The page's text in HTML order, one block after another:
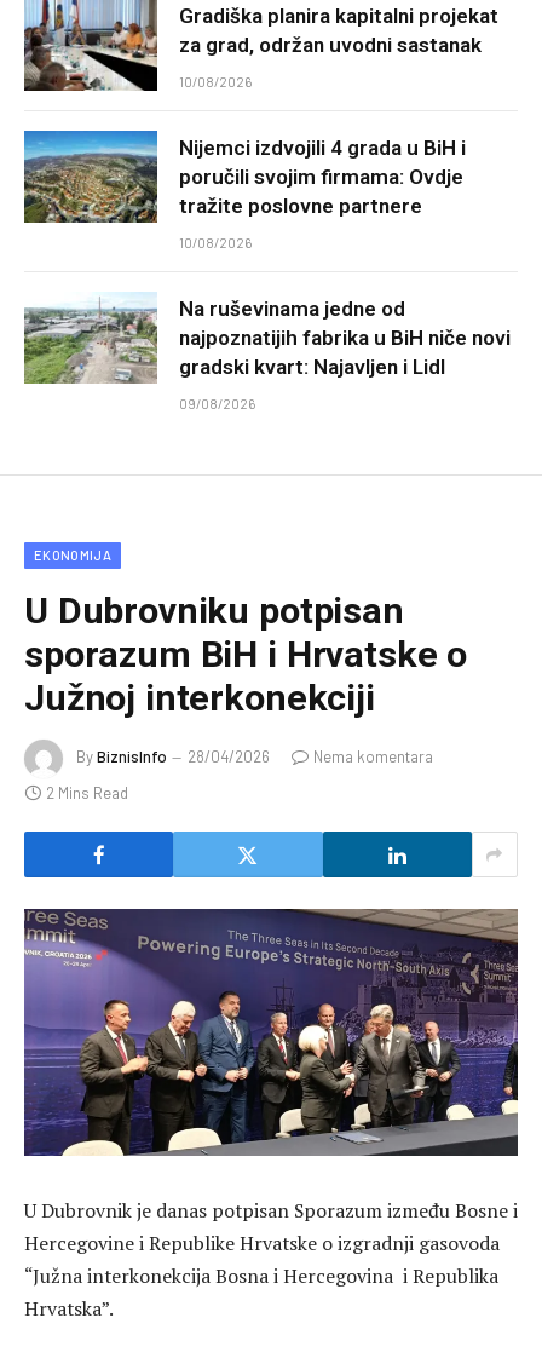
Gradiška planira kapitalni projekat
za grad, održan uvodni sastanak
10/08/2026
Nijemci izdvojili 4 grada u BiH i
poručili svojim firmama: Ovdje
tražite poslovne partnere
10/08/2026
Na ruševinama jedne od
najpoznatijih fabrika u BiH niče novi
gradski kvart: Najavljen i Lidl
09/08/2026
EKONOMIJA
U Dubrovniku potpisan
sporazum BiH i Hrvatske o
Južnoj interkonekciji
ByBiznisInfo 28/04/2026
Nema komentara
2 Mins Read
U Dubrovnik je danas potpisan Sporazum između Bosne i
Hercegovine i Republike Hrvatske o izgradnji gasovoda
“Južna interkonekcija Bosna i Hercegovina i Republika
Hrvatska”.